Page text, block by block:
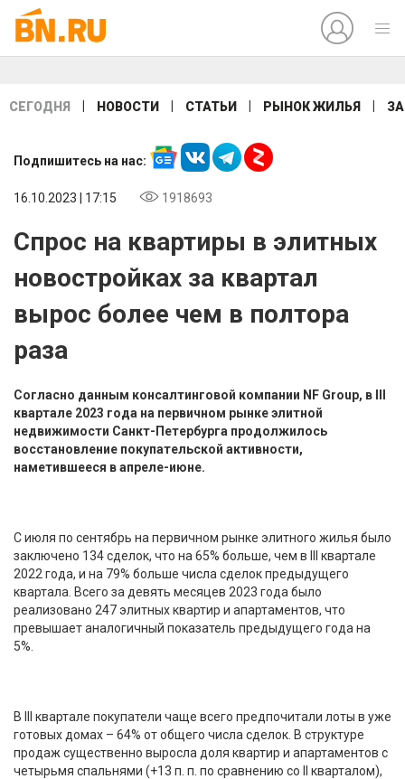
СЕГОДНЯ НОВОСТИ СТАТЬИ РЫНОК ЖИЛЬЯ
Подпишитесь на нас:
16.10.2023 | 17:15 1918693
Спрос на квартиры в элитных
новостройках за квартал
вырос более чем в полтора
раза
Согласно данным консалтинговой компании NF Group, в III
квартале 2023 года на первичном рынке элитной
недвижимости Санкт-Петербурга продолжилось
восстановление покупательской активности,
наметившееся в апреле-июне.
С июля по сентябрь на первичном рынке элитного жилья было
заключено 134 сделок, что на 65% больше, чем в III квартале
2022 года, и на 79% больше числа сделок предыдущего
квартала. Всего за девять месяцев 2023 года было
реализовано 247 элитных квартир и апартаментов, что
превышает аналогичный показатель предыдущего года на
5%.
В III квартале покупатели чаще всего предпочитали лоты в уже
готовых домах – 64% от общего числа сделок. В структуре
продаж существенно выросла доля квартир и апартаментов с
четырьмя спальнями (+13 п. п. по сравнению со II кварталом),